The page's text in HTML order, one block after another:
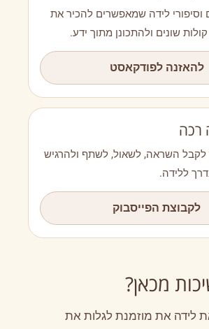
וסיפורי לידה שמאפשרים להכיר את
שונים ולהתכונן מתוך ידע.
להאזנה לפודקאסט
רכה
השראה, לשאול, לשתף ולהרגיש
ללידה.
לקבוצת הפייסבוק
מכאן?
לידה את מוזמנת לגלות את